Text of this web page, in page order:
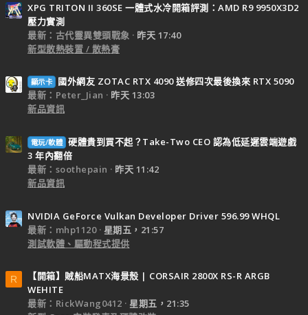
XPG TRITON II 360SE 一體式水冷開箱評測：AMD R9 9950X3D2
壓力實測
最新：古代靈異雙頭戰象
昨天 17:40
新型散熱裝置 / 散熱膏
顯示卡
國外網友 ZOTAC RTX 4090 送修四次最後換來 RTX 5090
最新：Peter_Jian
昨天 13:03
新品資訊
電玩/軟體 硬體貴到買不起？Take-Two CEO 認為低延遲雲端遊戲
3 年內翻倍
最新：soothepain
昨天 11:42
新品資訊
NVIDIA GeForce Vulkan Developer Driver 596.99 WHQL
最新：mhp1120
星期五，21:57
測試軟體、驅動程式提供
R
【開箱】賊船MATX海景殼 | CORSAIR 2800X RS-R ARGB
WEHITE
最新：RickWang0412
星期五，21:35